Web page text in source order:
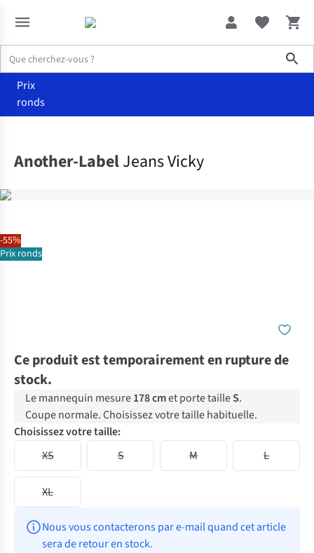
Prix
ronds
-55%
Prix ronds
Another-LabelJeans Vicky
Ce produit est temporairement en rupture de
stock.
Le mannequin mesure178 cmet porte tailleS.
Coupe normale. Choisissez votre taille habituelle.
Choisissez votre taille:
XS
S M L
XL
Nous vous contacterons par e-mail quand cet article
sera de retour en stock.